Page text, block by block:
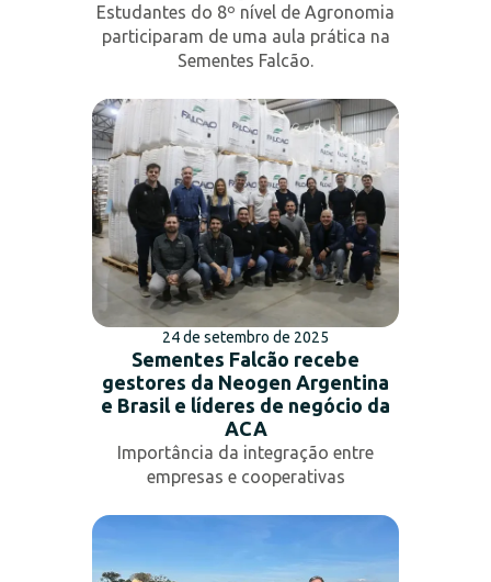
Estudantes do 8º nível de Agronomia
participaram de uma aula prática na
Sementes Falcão.
24 de setembro de 2025
Sementes Falcão recebe
gestores da Neogen Argentina
e Brasil e líderes de negócio da
ACA
Importância da integração entre
empresas e cooperativas